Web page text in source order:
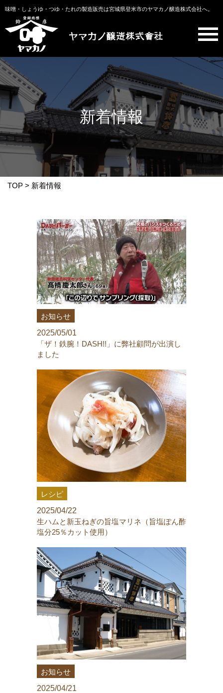
味噌・しょうゆ・つゆ・たれの製造販売は宮城県登米市のヤマカノ醸造株式会社へ。
新着情報
TOP > 新着情報
お知らせ
2025/05/01
「ザ！鉄腕！DASH!!」に弊社顧問が出演し
ました
レシピ
2025/04/22
生ハムと新玉ねぎの旨塩マリネ（旨塩ぽん酢
塩分25％カット使用）
お知らせ
2025/04/21